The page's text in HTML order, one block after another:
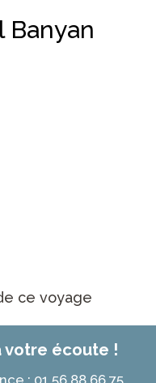
Banyan
ce voyage
votre écoute !
: 01.56.88.66.75